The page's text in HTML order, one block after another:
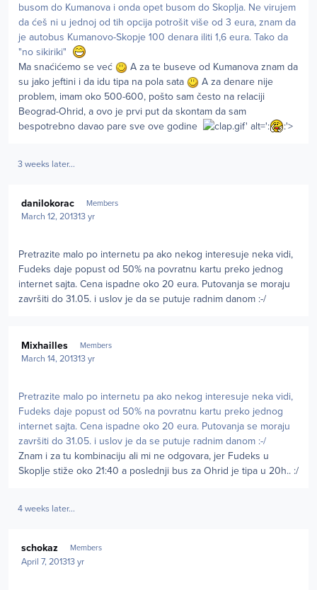
busom do Kumanova i onda opet busom do Skoplja. Ne virujem
da ćeš ni u jednoj od tih opcija potrošit više od 3 eura, znam da
je autobus Kumanovo-Skopje 100 denara iliti 1,6 eura. Tako da
"no sikiriki"
Ma snaćićemo se već
A za te buseve od Kumanova znam da
su jako jeftini i da idu tipa na pola sata
A za denare nije
problem, imam oko 500-600, pošto sam često na relaciji
Beograd-Ohrid, a ovo je prvi put da skontam da sam
bespotrebno davao pare sve ove godine
.gif' alt=': :'>
3 weeks later...
danilokorac Members
March 12, 201313 yr
Pretrazite malo po internetu pa ako nekog interesuje neka vidi,
Fudeks daje popust od 50% na povratnu kartu preko jednog
internet sajta. Cena ispadne oko 20 eura. Putovanja se moraju
završiti do 31.05. i uslov je da se putuje radnim danom :-/
Mixhailles Members
March 14, 201313 yr
Pretrazite malo po internetu pa ako nekog interesuje neka vidi,
Fudeks daje popust od 50% na povratnu kartu preko jednog
internet sajta. Cena ispadne oko 20 eura. Putovanja se moraju
završiti do 31.05. i uslov je da se putuje radnim danom :-/
Znam i za tu kombinaciju ali mi ne odgovara, jer Fudeks u
Skoplje stiže oko 21:40 a poslednji bus za Ohrid je tipa u 20h.. :/
4 weeks later...
schokaz Members
April 7, 201313 yr